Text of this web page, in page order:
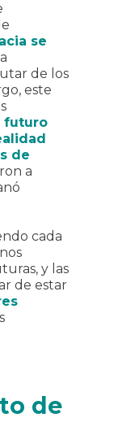
se
de los
este
futuro
de
a
cada
y las
de estar
de